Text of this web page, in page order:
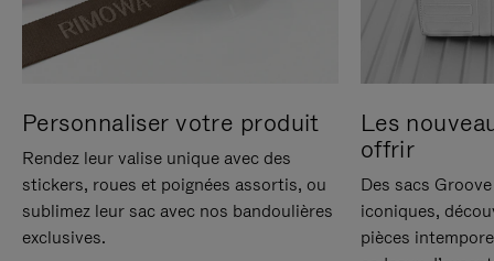
Personnaliser votre produit
Rendez leur valise unique avec des
stickers, roues et poignées assortis, ou
sublimez leur sac avec nos bandoulières
exclusives.
Les
offrir
Des sacs
iconiques,
pièces